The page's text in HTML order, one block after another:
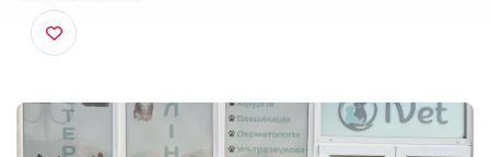
область, 65000